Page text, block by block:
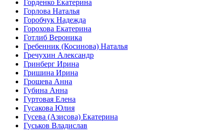
Горденко Екатерина
Горлова Наталья
Горобчук Надежда
Горохова Екатерина
Готлиб Вероника
Гребенник (Косинова) Наталья
Гречухин Александр
Гринберг Ирина
Гришина Ирина
Грошева Анна
Губина Анна
Гуртовая Елена
Гусакова Юлия
Гусева (Азисова) Екатерина
Гуськов Владислав